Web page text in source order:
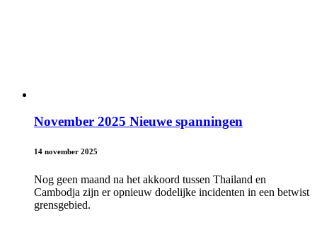
November 2025 Nieuwe spanningen
14 november 2025
Nog geen maand na het akkoord tussen Thailand en
Cambodja zijn er opnieuw dodelijke incidenten in een betwist
grensgebied.